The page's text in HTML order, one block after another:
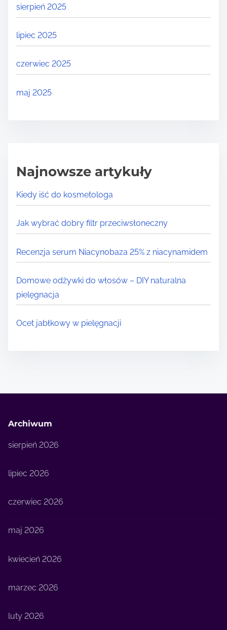
sierpień 2025
lipiec 2025
czerwiec 2025
maj 2025
Najnowsze artykuły
Kiedy iść do kosmetologa
Jak wybrać dobry filtr przeciwsłoneczny
Recenzja serum Niacynobaza 25% z niacynamidem
Domowe odżywki do włosów – DIY naturalna
pielęgnacja
Ocet jabłkowy w pielęgnacji
Archiwum
sierpień 2026
lipiec 2026
czerwiec 2026
maj 2026
kwiecień 2026
marzec 2026
luty 2026